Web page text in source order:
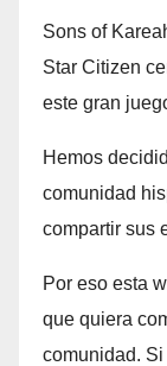
Sons of
Star Citizen
este gran
Hemos
comunidad
compartir sus
Por eso esta
que quiera
comunidad.